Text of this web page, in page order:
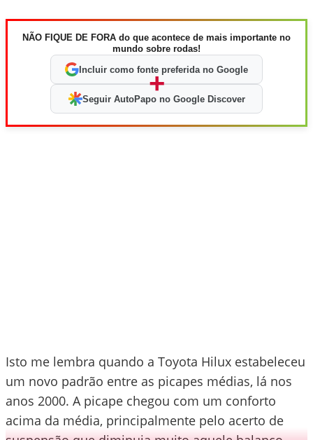
NÃO FIQUE DE FORA do que acontece de mais importante no
mundo sobre rodas!
Incluir como fonte preferida no Google
+
Seguir AutoPapo no Google Discover
Isto me lembra quando a Toyota Hilux estabeleceu
um novo padrão entre as picapes médias, lá nos
anos 2000. A picape chegou com um conforto
acima da média, principalmente pelo acerto de